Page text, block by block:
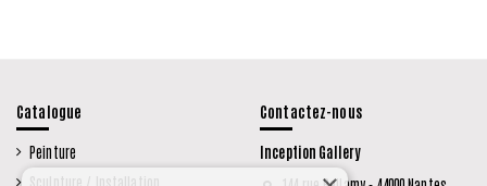
Catalogue
Peinture
Sculpture / Installation
Contactez-nous
Inception Gallery